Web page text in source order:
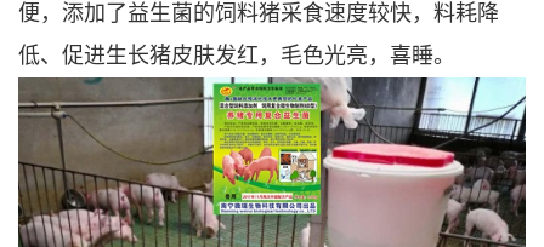
便，添加了益生菌的饲料猪采食速度较快，料耗降
低、促进生长猪皮肤发红，毛色光亮，喜睡。